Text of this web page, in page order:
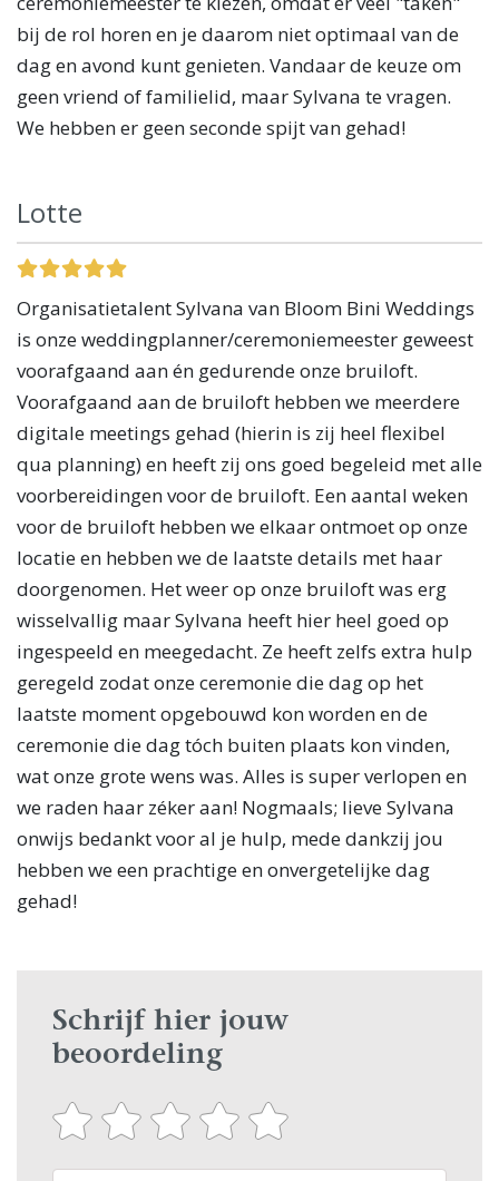
bij de rol horen en je daarom niet optimaal van de
dag en avond kunt genieten. Vandaar de keuze om
geen vriend of familielid, maar Sylvana te vragen.
We hebben er geen seconde spijt van gehad!
Lotte
Organisatietalent Sylvana van Bloom Bini Weddings
is onze weddingplanner/ceremoniemeester geweest
voorafgaand aan én gedurende onze bruiloft.
Voorafgaand aan de bruiloft hebben we meerdere
digitale meetings gehad (hierin is zij heel flexibel
qua planning) en heeft zij ons goed begeleid met alle
voorbereidingen voor de bruiloft. Een aantal weken
voor de bruiloft hebben we elkaar ontmoet op onze
locatie en hebben we de laatste details met haar
doorgenomen. Het weer op onze bruiloft was erg
wisselvallig maar Sylvana heeft hier heel goed op
ingespeeld en meegedacht. Ze heeft zelfs extra hulp
geregeld zodat onze ceremonie die dag op het
laatste moment opgebouwd kon worden en de
ceremonie die dag tóch buiten plaats kon vinden,
wat onze grote wens was. Alles is super verlopen en
we raden haar zéker aan! Nogmaals; lieve Sylvana
onwijs bedankt voor al je hulp, mede dankzij jou
hebben we een prachtige en onvergetelijke dag
gehad!
Schrijf hier jouw
beoordeling